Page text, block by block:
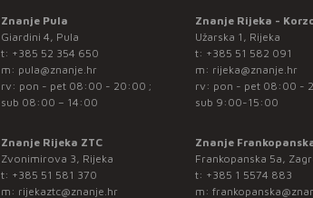
Znanje Pula
Giardini 4, Pula
t: +385 52 354 650
m: pula@znanje.hr
rv: pon - pet 08:00 - 20:00 ;
sub 08:00 – 14:00
Znanje Rijeka -
Užarska 1, Rijeka
t: +385 51 582 091
m: rijeka@znanje.hr
rv: pon - pet 08:00 -
sub 9:00-15:00
Znanje Rijeka ZTC
Zvonimirova 3, Rijeka
t: +385 51 581 370
m: rijekaztc@znanje.hr
Znanje
Frankopanska 5a,
t: +385 1 5574 883
m: